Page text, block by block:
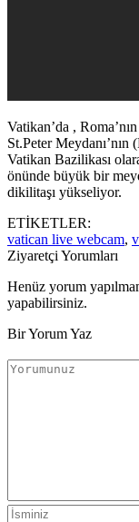
Vatikan’da ,
St.Peter
Vatikan Bazilikası
önünde büyük bir
dikilitaşı yükseliyor.
ETİKETLER:
vatican live webcam,
Ziyaretçi Yorumları
Henüz yorum
yapabilirsiniz.
Bir Yorum Yaz